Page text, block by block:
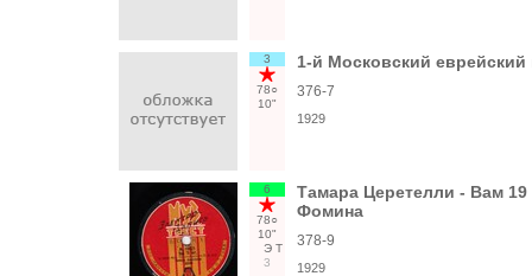
3
78○
10"
1-й Московский
376-7
1929
6
78○
10"
Э Т
3
Тамара Церетелли - Вам
Фомина
378-9
1929